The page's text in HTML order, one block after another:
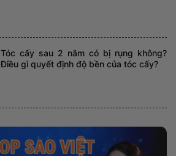
Tóc cấy sau 2 năm có bị rụng không?
Điều gì quyết định độ bền của tóc cấy?